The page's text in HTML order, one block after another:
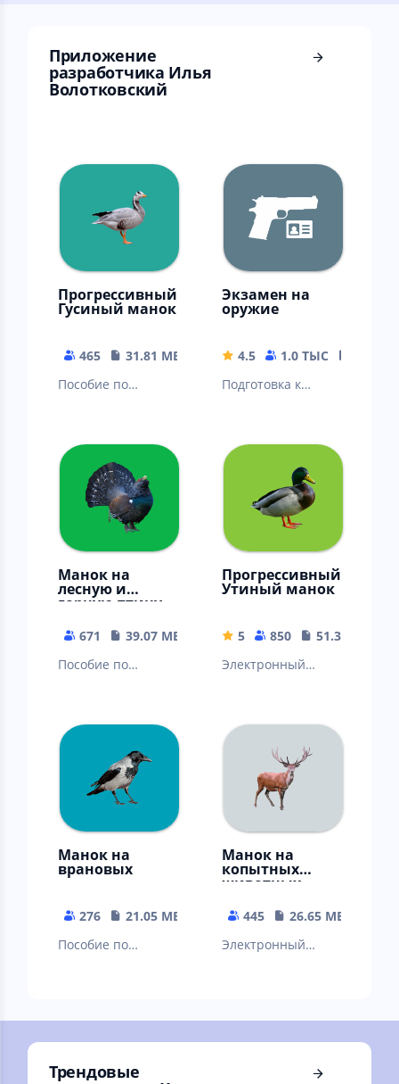
Приложение
разработчика Илья
Волотковский
Прогрессивный
Гусиный манок
465
31.81 MB
Пособие по
Экзамен на
оружие
4.5 1.0 ТЫС
Подготовка к
тесты (2023 год)
Манок на
лесную и
горную птицу
671
39.07 MB
Пособие по
горной птицы
Прогрессивный
Утиный манок
5 850
51.36 MB
Электронный
внешнему виду и
голосам уток)
Манок на
врановых
276
21.05 MB
Пособие по
Манок на
копытных
животных
445
26.65 MB
Электронный
животных)
Трендовые